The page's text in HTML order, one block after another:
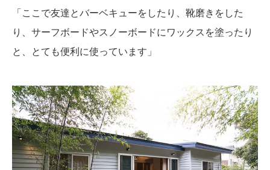
「ここで友達とバーベキューをしたり、靴磨きをした
り、サーフボードやスノーボードにワックスを塗ったり
と、とても便利に使っています」